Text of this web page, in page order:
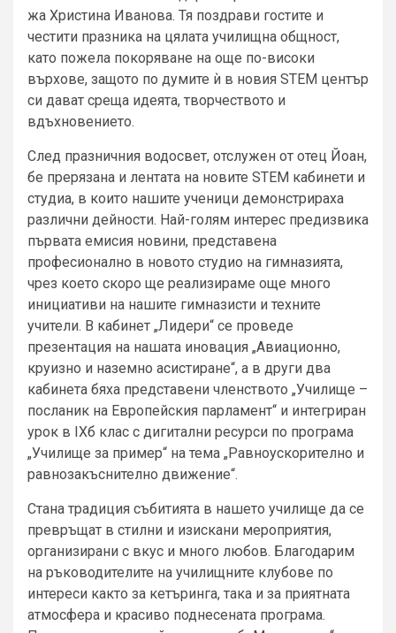
жа Христина Иванова. Тя поздрави гостите и
честити празника на цялата училищна общност,
като пожела покоряване на още по-високи
върхове, защото по думите ѝ в новия STEM център
си дават среща идеята, творчеството и
вдъхновението.
След празничния водосвет, отслужен от отец Йоан,
бе прерязана и лентата на новите STEM кабинети и
студиа, в които нашите ученици демонстрираха
различни дейности. Най-голям интерес предизвика
първата емисия новини, представена
професионално в новото студио на гимназията,
чрез което скоро ще реализираме още много
инициативи на нашите гимназисти и техните
учители. В кабинет „Лидери“ се проведе
презентация на нашата иновация „Авиационно,
круизно и наземно асистиране“, а в други два
кабинета бяха представени членството „Училище –
посланик на Европейския парламент“ и интегриран
урок в IXб клас с дигитални ресурси по програма
„Училище за пример“ на тема „Равноускорително и
равнозакъснително движение“.
Стана традиция събитията в нашето училище да се
превръщат в стилни и изискани мероприятия,
организирани с вкус и много любов. Благодарим
на ръководителите на училищните клубове по
интереси както за кетъринга, така и за приятната
атмосфера и красиво поднесената програма.